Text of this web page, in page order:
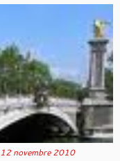
12 novembre 2010